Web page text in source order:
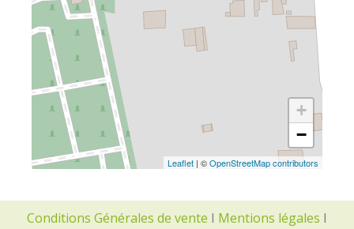
+
−
Leaflet | ©OpenStreetMap contributors
Conditions Générales de vente I Mentions légales I